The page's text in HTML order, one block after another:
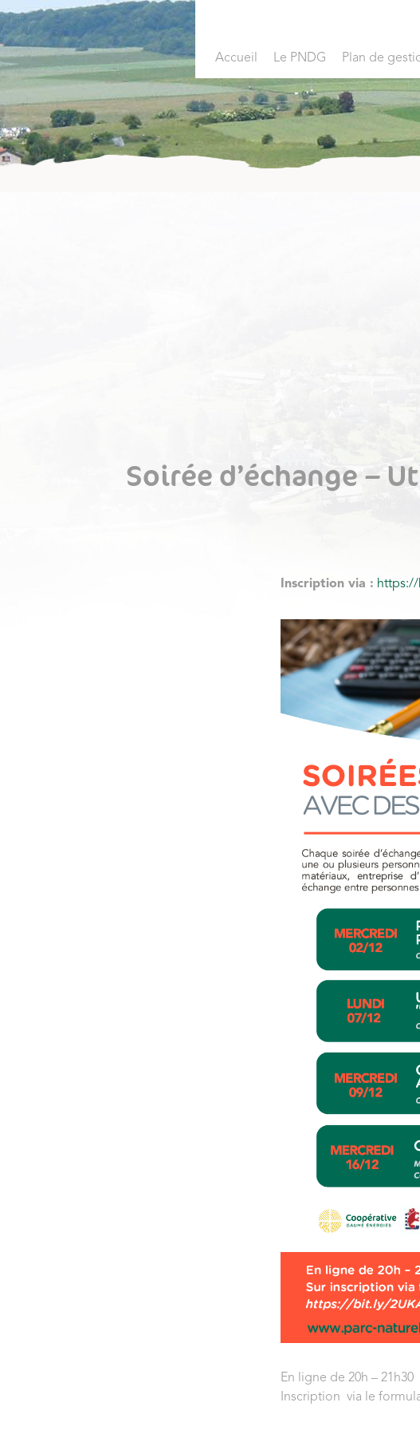
Accueil Le PNDG Plan de
Soirée d’échange –
Inscription via :
En ligne de 20h – 21h30
Inscription via le